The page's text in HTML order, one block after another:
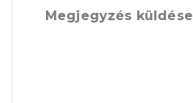
Megjegyzés küldése